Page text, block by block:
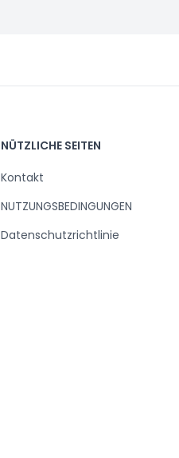
NÜTZLICHE SEITEN
Kontakt
NUTZUNGSBEDINGUNGEN
Datenschutzrichtlinie